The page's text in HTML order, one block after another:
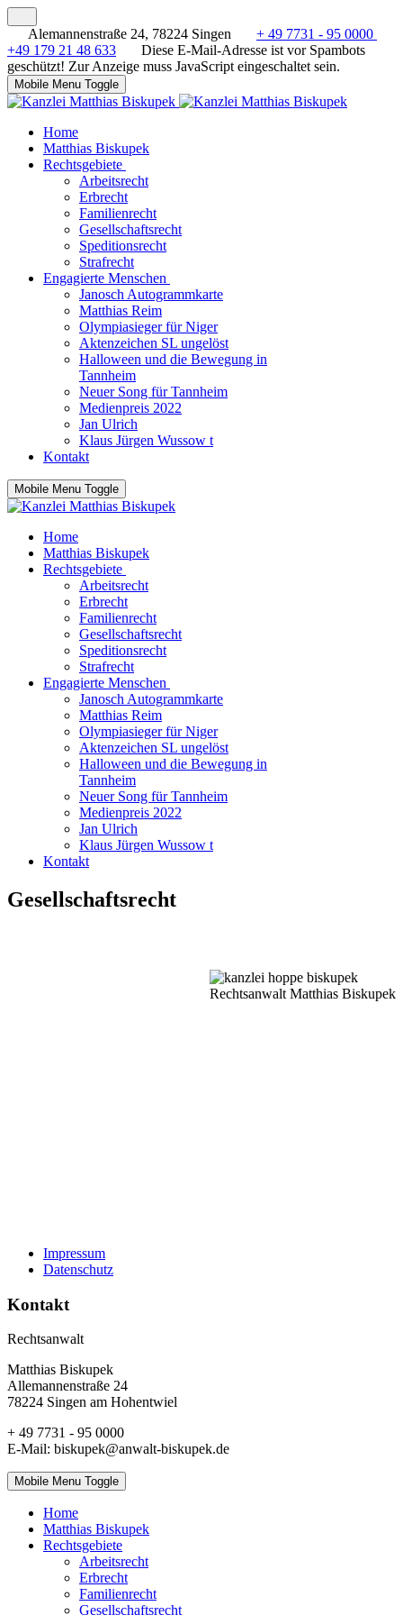
Alemannenstraße 24, 78224 Singen
+ 49 7731 - 95 0000
+49 179 21 48 633
Diese E-Mail-Adresse ist vor Spambots
geschützt! Zur Anzeige muss JavaScript eingeschaltet sein.
Mobile Menu Toggle
Home
Matthias Biskupek
Rechtsgebiete
Arbeitsrecht
Erbrecht
Familienrecht
Gesellschaftsrecht
Speditionsrecht
Strafrecht
Engagierte Menschen
Janosch Autogrammkarte
Matthias Reim
Olympiasieger für Niger
Aktenzeichen SL ungelöst
Halloween und die Bewegung in
Tannheim
Neuer Song für Tannheim
Medienpreis 2022
Jan Ulrich
Klaus Jürgen Wussow t
Kontakt
Mobile Menu Toggle
Home
Matthias Biskupek
Rechtsgebiete
Arbeitsrecht
Erbrecht
Familienrecht
Gesellschaftsrecht
Speditionsrecht
Strafrecht
Engagierte Menschen
Janosch Autogrammkarte
Matthias Reim
Olympiasieger für Niger
Aktenzeichen SL ungelöst
Halloween und die Bewegung in
Tannheim
Neuer Song für Tannheim
Medienpreis 2022
Jan Ulrich
Klaus Jürgen Wussow t
Kontakt
Gesellschaftsrecht
Rechtsanwalt Matthias Biskupek
Impressum
Datenschutz
Kontakt
Rechtsanwalt
Matthias Biskupek
Allemannenstraße 24
78224 Singen am Hohentwiel
+ 49 7731 - 95 0000
E-Mail: biskupek@anwalt-biskupek.de
Mobile Menu Toggle
Home
Matthias Biskupek
Rechtsgebiete
Arbeitsrecht
Erbrecht
Familienrecht
Gesellschaftsrecht